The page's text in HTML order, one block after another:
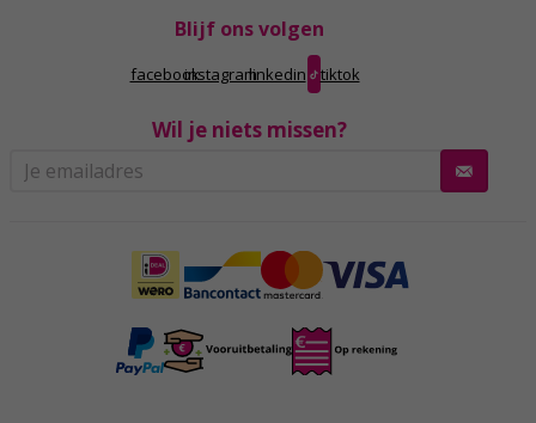
Blijf ons volgen
facebookinstagramlinkedin tiktok
Wil je niets missen?